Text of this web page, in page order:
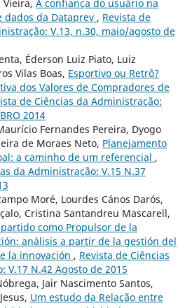
Vieira, A confiança do usuário na
da Dataprev , Revista de
V.13, n.30, maio/agosto de
Éderson Luiz Piato, Luiz
Vilas Boas, Esportivo ou Retrô?
dos Valores de Compradores de
de Ciências da Administração:
2014
Fernandes Pereira, Dyogo
de Moraes Neto, Planejamento
a caminho de um referencial ,
da Administração: V.15 N.37
Moré, Lourdes Cános Darós,
Cristina Santandreu Mascarell,
como Propulsor de la
análisis a partir de la gestión del
la innovación , Revista de Ciências
V.17 N.42 Agosto de 2015
Jair Nascimento Santos,
Um estudo da Relação entre